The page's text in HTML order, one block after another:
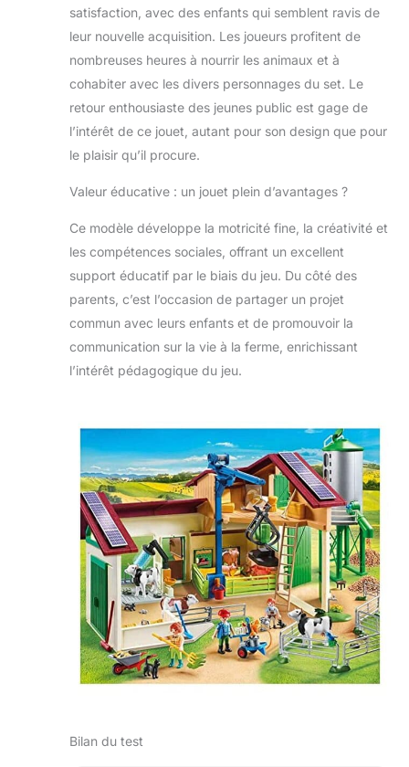
satisfaction, avec des enfants qui semblent ravis de
leur nouvelle acquisition. Les joueurs profitent de
nombreuses heures à nourrir les animaux et à
cohabiter avec les divers personnages du set. Le
retour enthousiaste des jeunes public est gage de
l’intérêt de ce jouet, autant pour son design que pour
le plaisir qu’il procure.
Valeur éducative : un jouet plein d’avantages ?
Ce modèle développe la motricité fine, la créativité et
les compétences sociales, offrant un excellent
support éducatif par le biais du jeu. Du côté des
parents, c’est l’occasion de partager un projet
commun avec leurs enfants et de promouvoir la
communication sur la vie à la ferme, enrichissant
l’intérêt pédagogique du jeu.
Bilan du test